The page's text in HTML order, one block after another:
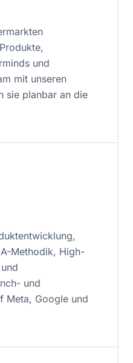
und
mit unseren
sie planbar an die
Methodik, High-
und
Meta, Google und